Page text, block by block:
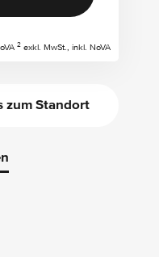
2 exkl. MwSt., inkl. NoVA
zum Standort